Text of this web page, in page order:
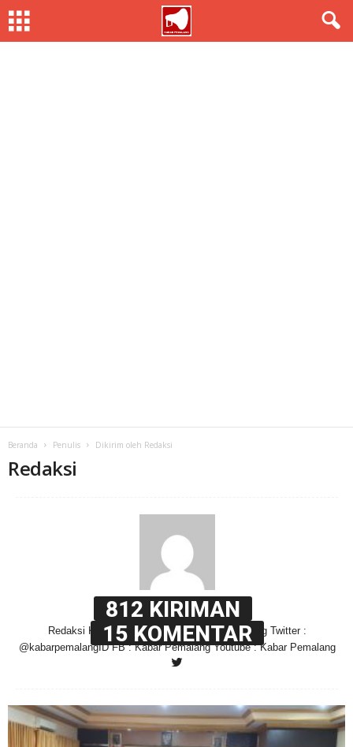
Beranda Penulis Dikirim oleh Redaksi
Redaksi
812 KIRIMAN
15 KOMENTAR
Redaksi Kabar Pemalang IG : @kabarpemalang Twitter :
@kabarpemalangID FB : Kabar Pemalang Youtube : Kabar Pemalang